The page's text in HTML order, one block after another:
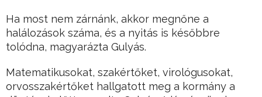
Ha most nem zárnánk, akkor megnőne a
halálozások száma, és a nyitás is későbbre
tolódna, magyarázta Gulyás.
Matematikusokat, szakértőket, virológusokat,
orvosszakértőket hallgatott meg a kormány a